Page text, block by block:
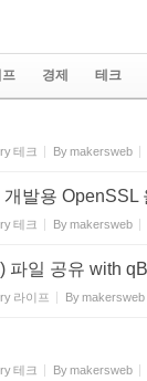
프 경제 테크
테크 Bymakersweb
발용 OpenSSL
테크 Bymakersweb
파일 공유 with
라이프 Bymakersweb
테크 Bymakersweb